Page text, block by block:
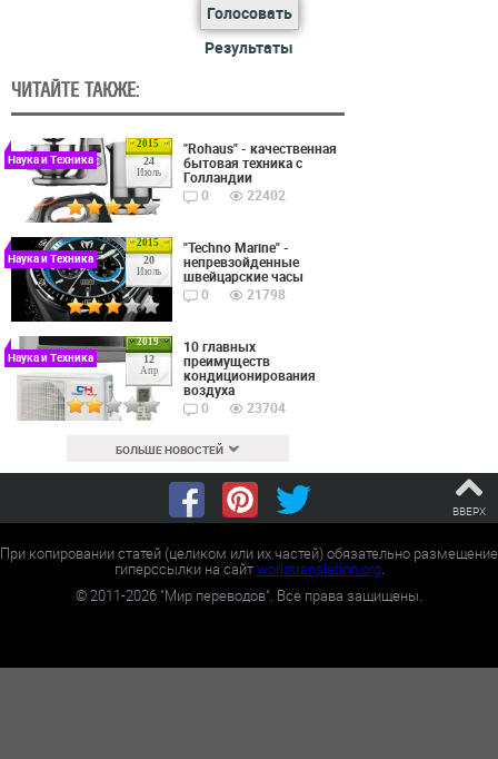
Голосовать
Результаты
ЧИТАЙТЕ ТАКЖЕ:
2015
24
Июль
Наука и Техника
"Rohaus" - качественная
бытовая техника с
Голландии
0
22402
2015
20
Июль
Наука и Техника
"Techno Marine" -
непревзойденные
швейцарские часы
0
21798
2019
12
Апр
Наука и Техника
10 главных
преимуществ
кондиционирования
воздуха
0
23704
БОЛЬШЕ НОВОСТЕЙ
ВВЕРХ
При копировании статей (целиком или их частей) обязательно размещение
гиперссылки на сайтworldtranslation.org.
©2011-2026 "Мир переводов". Все права защищены.